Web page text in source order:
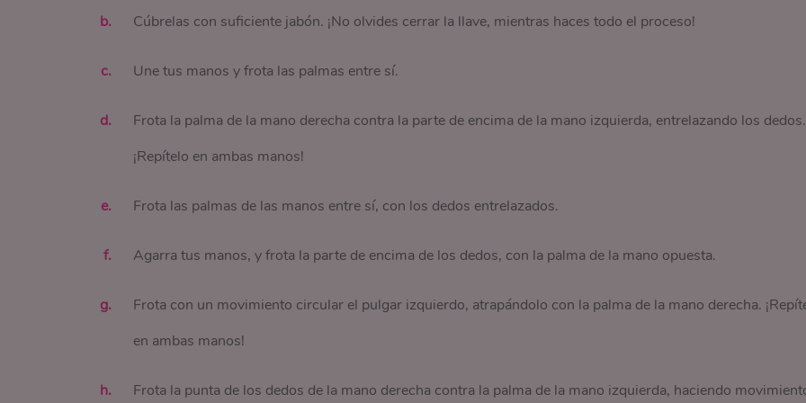
Cúbrelas con suficiente jabón. ¡No olvides cerrar la llave, mientras haces todo el proceso!
Une tus manos y frota las palmas entre sí.
Frota la palma de la mano derecha contra la parte de encima de la mano izquierda, entrelazando los dedos.
¡Repítelo en ambas manos!
Frota las palmas de las manos entre sí, con los dedos entrelazados.
Agarra tus manos, y frota la parte de encima de los dedos, con la palma de la mano opuesta.
Frota con un movimiento circular el pulgar izquierdo, atrapándolo con la palma de la mano derecha.
en ambas manos!
Frota la punta de los dedos de la mano derecha contra la palma de la mano izquierda, haciendo